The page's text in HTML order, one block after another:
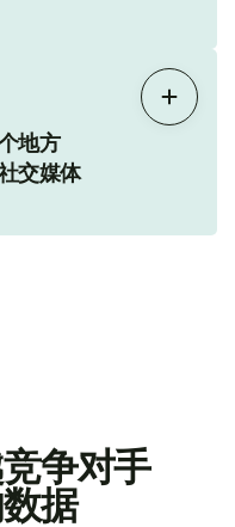
地方
交媒体
展开
争对手
据